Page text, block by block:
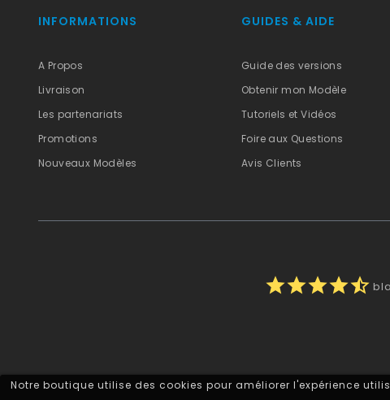
Notre boutique utilise des cookies pour améliorer l'expérience
INFORMATIONS
A Propos
Livraison
Les partenariats
Promotions
Nouveaux Modèles
GUIDES & AIDE
Guide des versions
Obtenir mon Modèle
Tutoriels et Vidéos
Foire aux Questions
Avis Clients
starstarstarstarstar_half